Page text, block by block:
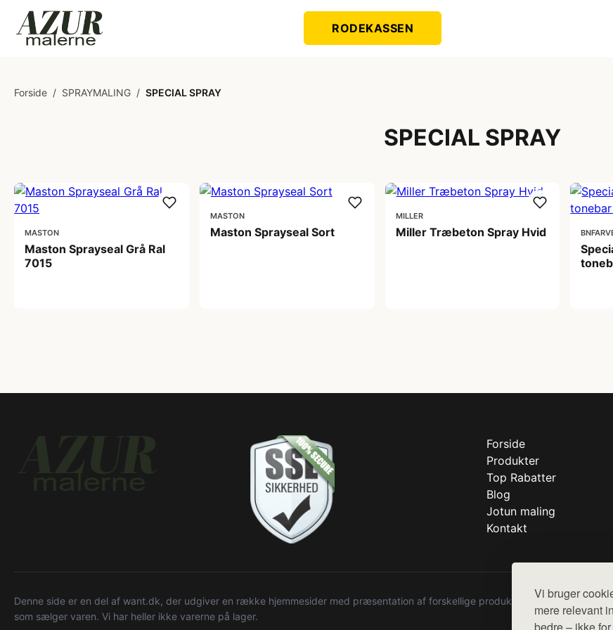
Vi bruger
mere relevant
RODEKASSEN
Forside / SPRAYMALING / SPECIAL SPRAY
SPECIAL SPRAY
MASTON
Maston Sprayseal Grå Ral
7015
MASTON
Maston Sprayseal Sort
MILLER
Miller Træbeton Spray Hvid
Forside
Produkter
Top Rabatter
Blog
Jotun maling
Kontakt
Denne side er en del af want.dk, der udgiver en række hjemmesider med præsentation af forskellige produkter fra diverse
som sælger varen. Vi har heller ikke varerne på lager.